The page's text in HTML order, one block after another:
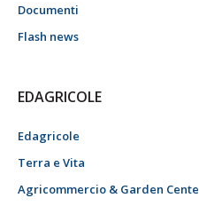
Documenti
Flash news
EDAGRICOLE
Edagricole
Terra e Vita
Agricommercio & Garden